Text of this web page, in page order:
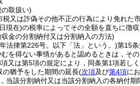
取扱い)
税又は詐偽その他不正の行為により免れた
現在)の税率によってその全額を直ちに徴収
金の分割納付又は分割納入の方法)
法律第226号。以下「法」という。)第15
を得ない事情があると認めるときは，そ
又は第5項の規定により，同条第1項若し
猶予をした期間の延長(次項及び第4項に
当該分割納付又は当該分割納入の各納付